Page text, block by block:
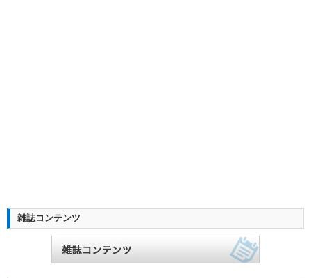
雑誌コンテンツ